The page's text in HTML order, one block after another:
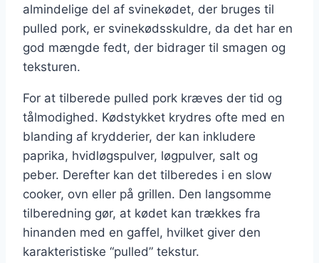
almindelige del af svinekødet, der bruges til
pulled pork, er svinekødsskuldre, da det har en
god mængde fedt, der bidrager til smagen og
teksturen.
For at tilberede pulled pork kræves der tid og
tålmodighed. Kødstykket krydres ofte med en
blanding af krydderier, der kan inkludere
paprika, hvidløgspulver, løgpulver, salt og
peber. Derefter kan det tilberedes i en slow
cooker, ovn eller på grillen. Den langsomme
tilberedning gør, at kødet kan trækkes fra
hinanden med en gaffel, hvilket giver den
karakteristiske “pulled” tekstur.